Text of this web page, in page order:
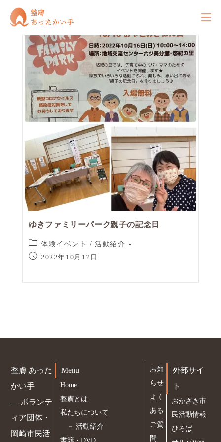
ゆきファミリーパーク親子の記念日
体験イベント / 活動紹介
2022年10月17日
整膚 あった
かい手
― ボランテ
ィア団体・
岡崎市民活
Menu
Home
整膚とは
私たちについて
－活動紹介
書籍・DVD
お知
らせ
よく
ある
ご質
問
外部サイ
ト
おかざき市
民活動情報
ひろば